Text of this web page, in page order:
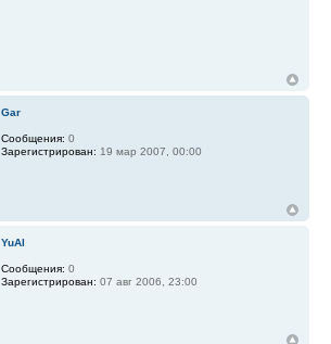
Gar
Сообщения: 0
Зарегистрирован: 19 мар 2007, 00:00
YuAl
Сообщения: 0
Зарегистрирован: 07 авг 2006, 23:00